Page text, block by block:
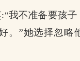
我不准备要孩子
。”她选择忽略